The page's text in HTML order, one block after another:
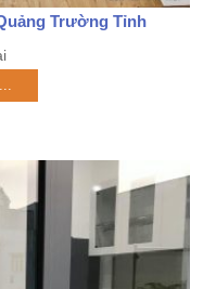
Trường Tỉnh